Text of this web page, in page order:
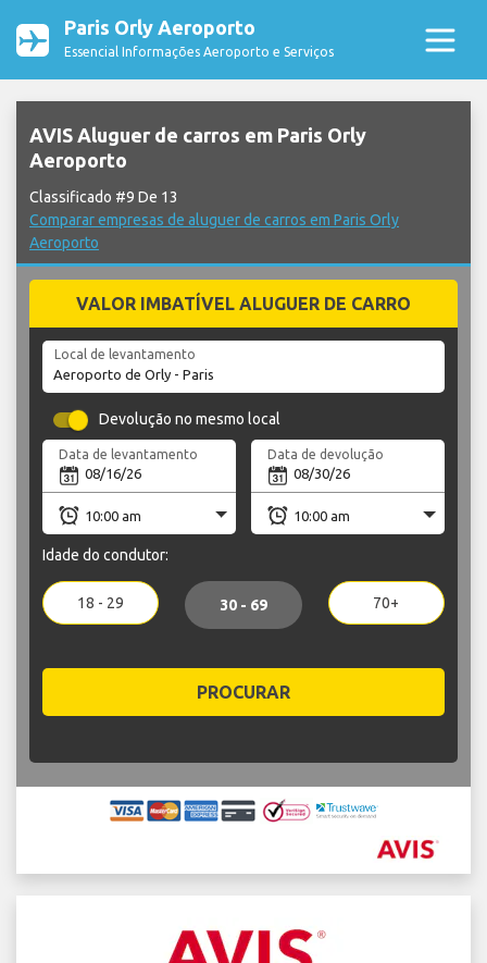
Paris Orly Aeroporto
Essencial Informações Aeroporto e Serviços
AVIS Aluguer de carros em Paris Orly
Aeroporto
Classificado #9 De 13
Comparar empresas de aluguer de carros em Paris Orly
Aeroporto
VALOR IMBATÍVEL ALUGUER DE CARRO
Local de levantamento
Devolução no mesmo local
Data de levantamento Data de devolução
Idade do condutor:
18 - 29 30 - 69 70+
PROCURAR